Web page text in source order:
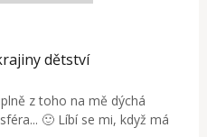
dětství
z toho na mě dýchá
🙂 Líbí se mi, když má